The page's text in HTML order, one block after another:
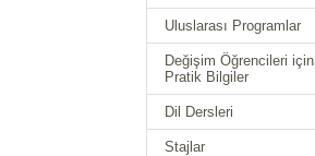
Uluslarası Programlar
Değişim Öğrencileri için
Pratik Bilgiler
Dil Dersleri
Stajlar